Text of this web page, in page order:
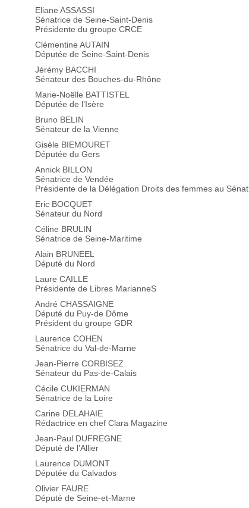
Eliane ASSASSI
Sénatrice de Seine-Saint-Denis
Présidente du groupe CRCE
Clémentine AUTAIN
Députée de Seine-Saint-Denis
Jérémy BACCHI
Sénateur des Bouches-du-Rhône
Marie-Noëlle BATTISTEL
Députée de l’Isère
Bruno BELIN
Sénateur de la Vienne
Gisèle BIEMOURET
Députée du Gers
Annick BILLON
Sénatrice de Vendée
Présidente de la Délégation Droits des femmes au Sénat
Eric BOCQUET
Sénateur du Nord
Céline BRULIN
Sénatrice de Seine-Maritime
Alain BRUNEEL
Député du Nord
Laure CAILLE
Présidente de Libres MarianneS
André CHASSAIGNE
Député du Puy-de Dôme
Président du groupe GDR
Laurence COHEN
Sénatrice du Val-de-Marne
Jean-Pierre CORBISEZ
Sénateur du Pas-de-Calais
Cécile CUKIERMAN
Sénatrice de la Loire
Carine DELAHAIE
Rédactrice en chef Clara Magazine
Jean-Paul DUFREGNE
Député de l’Allier
Laurence DUMONT
Députée du Calvados
Olivier FAURE
Député de Seine-et-Marne